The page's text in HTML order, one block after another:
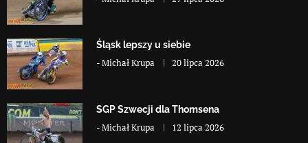
Śląsk lepszy u siebie
-Michał Krupa 20 lipca 2026
SGP Szwecji dla Thomsena
-Michał Krupa 12 lipca 2026